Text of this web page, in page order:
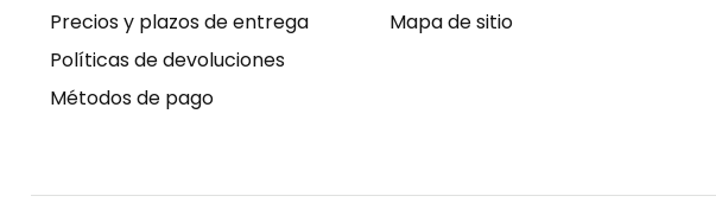
Precios y plazos de entrega
Políticas de devoluciones
Métodos de pago
Mapa de sitio